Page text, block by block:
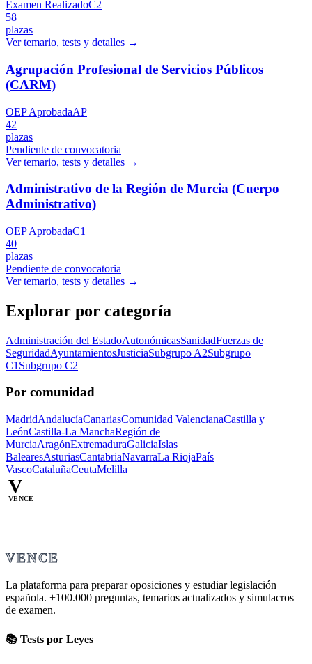
Examen RealizadoC2
58
plazas
Ver temario, tests y detalles →
Agrupación Profesional de Servicios Públicos
(CARM)
OEP AprobadaAP
42
plazas
Pendiente de convocatoria
Ver temario, tests y detalles →
Administrativo de la Región de Murcia (Cuerpo
Administrativo)
OEP AprobadaC1
40
plazas
Pendiente de convocatoria
Ver temario, tests y detalles →
Explorar por categoría
Administración del EstadoAutonómicasSanidadFuerzas de
SeguridadAyuntamientosJusticiaSubgrupo A2Subgrupo
C1 Subgrupo C2
Por comunidad
MadridAndalucíaCanariasComunidad ValencianaCastilla y
LeónCastilla-La ManchaRegión de
MurciaAragónExtremaduraGaliciaIslas
BalearesAsturiasCantabriaNavarraLa RiojaPaís
VascoCataluñaCeutaMelilla
V
VENCE
VENCE
La plataforma para preparar oposiciones y estudiar legislación
española. +100.000 preguntas, temarios actualizados y simulacros
de examen.
📚 Tests por Leyes